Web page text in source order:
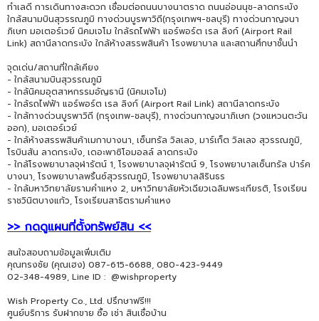
ทำเลดี การเดินทางสะดวก เชื่อมต่อถนนบางนาตราด ถนนอ่อนนุช-ลาดกระบัง
ใกล้สนามบินสุวรรณภูมิ ทางด่วนบูรพาวิถี(กรุงเทพฯ-ชลบุรี) ทางด่วนกาญจนา
ภิเษก มอเตอร์เวย์ นิคมเจโม ใกล้รถไฟฟ้า แอร์พอร์ต เรล ลิงก์ (Airport Rail
Link) สถานีลาดกระบัง ใกล้ห้างสรรพสินค้า โรงพยาบาล และสถานศึกษาชั้นนำ
จุดเด่น/สถานที่ใกล้เคียง
- ใกล้สนามบินสุวรรณภูมิ
- ใกล้นิคมอุตสาหกรรมอัญธานี (นิคมเจโม)
- ใกล้รถไฟฟ้า แอร์พอร์ต เรล ลิงก์ (Airport Rail Link) สถานีลาดกระบัง
- ใกล้ทางด่วนบูรพาวิถี (กรุงเทพ-ชลบุรี), ทางด่วนกาญจนาภิเษก (วงแหวนตะวัน
ออก), มอเตอร์เวย์
- ใกล้ห้างสรรพสินค้าเมกาบางนา, เซ็นทรัล วิลเลจ, มาร์เก็ต วิลเลจ สุวรรณภูมิ,
โรบินสัน ลาดกระบัง, เดอะพาซิโอมอลล์ ลาดกระบัง
- ใกล้โรงพยาบาลจุฬารัตน์ 1, โรงพยาบาลจุฬารัตน์ 9, โรงพยาบาลเซ็นทรัล ปาร์ค
บางนา, โรงพยาบาลพริ้นซ์สุวรรณภูมิ, โรงพยาบาลสิรินธร
- ใกล้มหาวิทยาลัยรามคำแหง 2, มหาวิทยาลัยหัวเฉียวเฉลิมพระเกียรติ, โรงเรียน
ราชวินิตบางแก้ว, โรงเรียนสาธิตรามคำแหง
>> กดดูแผนที่ตั้งทรัพย์สิน <<
สนใจสอบถามข้อมูลเพิ่มเติม
คุณทรงชัย (คุณเฮง) 087-615-6688, 080-423-9449
02-348-4989, Line ID : @wishproperty
Wish Property Co., Ltd. ปรึกษาฟรี!!!
ศูนย์บริการ รับฝากขาย ซื้อ เช่า สินเชื่อบ้าน